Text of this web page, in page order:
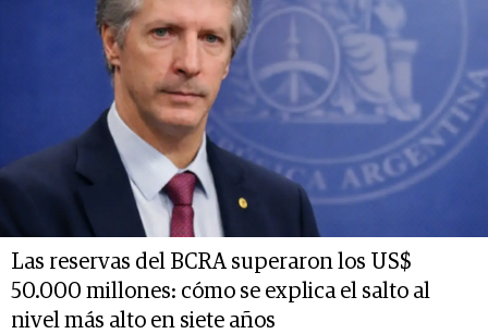
Las reservas del BCRA superaron los US$
50.000 millones: cómo se explica el salto al
nivel más alto en siete años